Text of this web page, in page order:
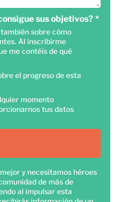
sus objetivos? *
sobre cómo
Al inscribirme
me contéis de qué
el progreso de esta
momento
tus datos
y necesitamos héroes
de más de
al impulsar esta